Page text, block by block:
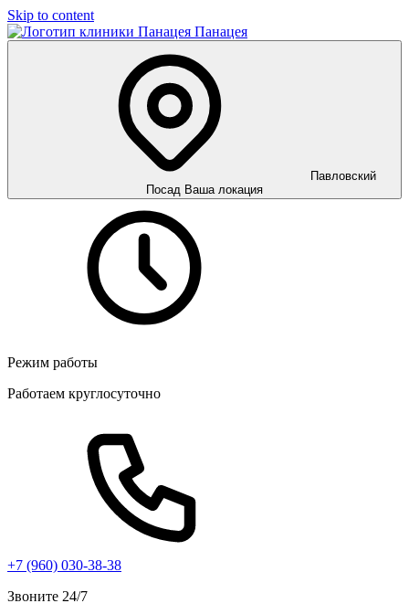
Skip to content
Панацея
Павловский
Посад Ваша локация
Режим работы
Работаем круглосуточно
+7 (960) 030-38-38
Звоните 24/7